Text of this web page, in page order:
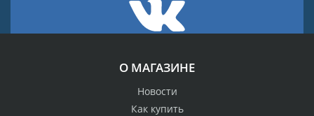
О МАГАЗИНЕ
Новости
Как купить